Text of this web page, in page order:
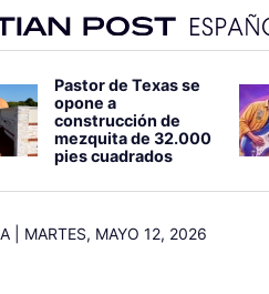
Pastor de Texas se
opone a
construcción de
mezquita de 32.000
pies cuadrados
MARTES, MAYO 12, 2026